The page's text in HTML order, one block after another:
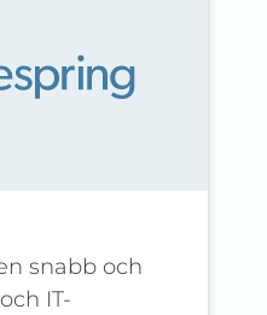
snabb och
IT-